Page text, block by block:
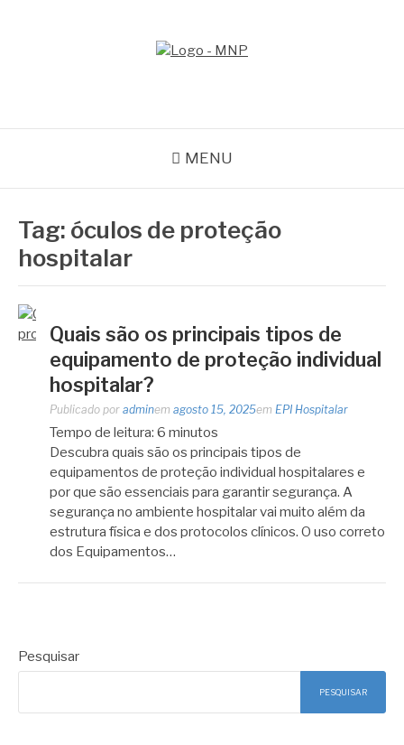
MENU
Tag: óculos de proteção
hospitalar
Quais são os principais tipos de
equipamento de proteção individual
hospitalar?
Publicado por adminem agosto 15, 2025em EPI Hospitalar
Tempo de leitura: 6 minutos
Descubra quais são os principais tipos de
equipamentos de proteção individual hospitalares e
por que são essenciais para garantir segurança. A
segurança no ambiente hospitalar vai muito além da
estrutura física e dos protocolos clínicos. O uso correto
dos Equipamentos…
Pesquisar
PESQUISAR